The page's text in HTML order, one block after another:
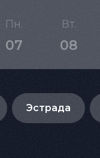
Пн.
07
Вт.
08
Эстрада